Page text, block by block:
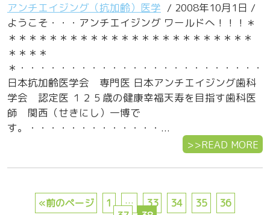
アンチエイジング（抗加齢）医学 / 2008年10月1日 /
ようこそ・・・アンチエイジング ワールドへ！！！＊
＊＊＊＊＊＊＊＊＊＊＊＊＊＊＊＊＊＊＊＊＊＊＊＊
＊＊＊＊
＊・・・・・・・・・・・・・・・・・・・・・・・
日本抗加齢医学会 専門医 日本アンチエイジング歯科
学会 認定医 １２５歳の健康幸福天寿を目指す歯科医
師 関西（せきにし）一博で
す。・・・・・・・・・・・・・...
>>READ MORE
«前のページ 1 … 33 34 35
36